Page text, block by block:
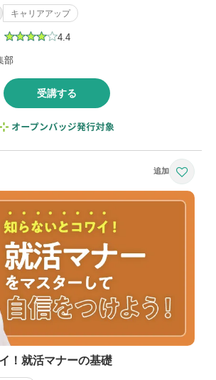
キャリアアップ
4.4
部
受講する
！就活マナーの基礎